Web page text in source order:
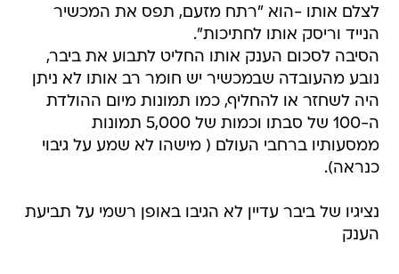
לצלם אותו -הוא "רתח מזעם, תפס את המכשיר
הנייד וריסק אותו לחתיכות".
הסיבה לסכום הענק אותו החליט לתבוע את ביבר,
נובע מהעובדה שבמכשיר יש חומר רב אותו לא ניתן
היה לשחזר או להחליף, כמו תמונות מיום ההולדת
ה-100 של סבתו וכמות של 5,000 תמונות
ממסעותיו ברחבי העולם ( מישהו לא שמע על גיבוי
כנראה).
נציגיו של ביבר עדיין לא הגיבו באופן רשמי על תביעת
הענק